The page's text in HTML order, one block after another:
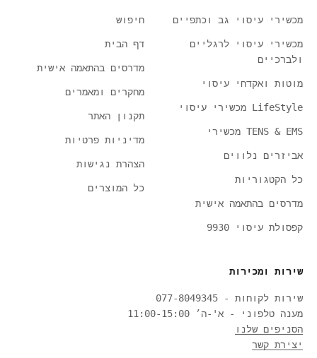
מכשירי עיסוי גב וכתפיים
מכשירי עיסוי לרגליים
ולברכיים
מוטות ואקדחי עיסוי
LifeStyle מכשירי עיסוי
TENS & EMS מכשירי
אביזרים נלווים
כל הקטגוריות
מדרסים בהתאמה אישית
קפסולת עיסוי 9930
שירות ומכירות
שירות לקוחות - 077-8049345
מענה טלפוני - א'-ה׳ 11:00-15:00
הסניפים שלנו
יצירת קשר
חיפוש
דף הבית
מדרסים בהתאמה אישית
מחקרים ומאמרים
תקנון האתר
מדיניות פרטיות
הצהרת נגישות
כל המוצרים